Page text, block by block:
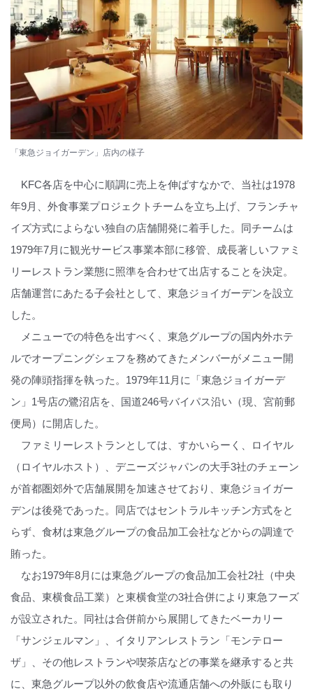
「東急ジョイガーデン」店内の様子
KFC各店を中心に順調に売上を伸ばすなかで、当社は1978
年9月、外食事業プロジェクトチームを立ち上げ、フランチャ
イズ方式によらない独自の店舗開発に着手した。同チームは
1979年7月に観光サービス事業本部に移管、成長著しいファミ
リーレストラン業態に照準を合わせて出店することを決定。
店舗運営にあたる子会社として、東急ジョイガーデンを設立
した。
メニューでの特色を出すべく、東急グループの国内外ホテ
ルでオープニングシェフを務めてきたメンバーがメニュー開
発の陣頭指揮を執った。1979年11月に「東急ジョイガーデ
ン」1号店の鷺沼店を、国道246号バイパス沿い（現、宮前郵
便局）に開店した。
ファミリーレストランとしては、すかいらーく、ロイヤル
（ロイヤルホスト）、デニーズジャパンの大手3社のチェーン
が首都圏郊外で店舗展開を加速させており、東急ジョイガー
デンは後発であった。同店ではセントラルキッチン方式をと
らず、食材は東急グループの食品加工会社などからの調達で
賄った。
なお1979年8月には東急グループの食品加工会社2社（中央
食品、東横食品工業）と東横食堂の3社合併により東急フーズ
が設立された。同社は合併前から展開してきたベーカリー
「サンジェルマン」、イタリアンレストラン「モンテロー
ザ」、その他レストランや喫茶店などの事業を継承すると共
に、東急グループ以外の飲食店や流通店舗への外販にも取り